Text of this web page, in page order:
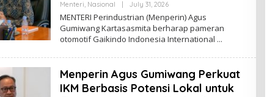
Menteri, Nasional July 31, 2026B
R
O
R
A
MENTERI Perindustrian (Menperin) Agus
Gumiwang Kartasasmita berharap pameran
otomotif Gaikindo Indonesia International
Menperin Agus Gumiwang Perkuat
IKM Berbasis Potensi Lokal untuk